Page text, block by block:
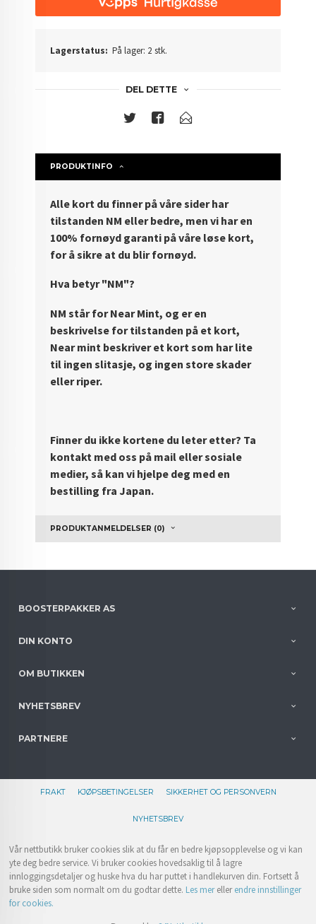
Lagerstatus: På lager: 2 stk.
DEL DETTE
PRODUKTINFO
Alle kort du finner på våre sider har
tilstanden NM eller bedre, men vi har en
100% fornøyd garanti på våre løse kort,
for å sikre at du blir fornøyd.
Hva betyr "NM"?
NM står for Near Mint, og er en
beskrivelse for tilstanden på et kort,
Near mint beskriver et kort som har lite
til ingen slitasje, og ingen store skader
eller riper.
Finner du ikke kortene du leter etter? Ta
kontakt med oss på mail eller sosiale
medier, så kan vi hjelpe deg med en
bestilling fra Japan.
PRODUKTANMELDELSER (0)
BOOSTERPAKKER AS
DIN KONTO
OM BUTIKKEN
NYHETSBREV
PARTNERE
FRAKT KJØPSBETINGELSER SIKKERHET OG PERSONVERN
NYHETSBREV
Vår nettbutikk bruker cookies slik at du får en bedre kjøpsopplevelse og vi kan
yte deg bedre service. Vi bruker cookies hovedsaklig til å lagre
innloggingsdetaljer og huske hva du har puttet i handlekurven din. Fortsett å
bruke siden som normalt om du godtar dette. Les merellerendre innstillinger
for cookies.